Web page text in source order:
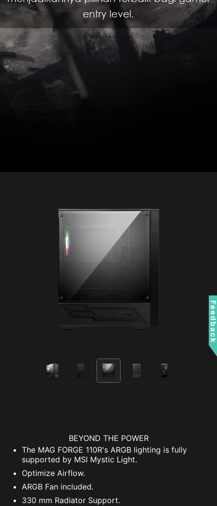
entry level.
BEYOND THE POWER
The MAG FORGE 110R's ARGB lighting is fully
supported by MSI Mystic Light.
Optimize Airflow.
ARGB Fan included.
330 mm Radiator Support.